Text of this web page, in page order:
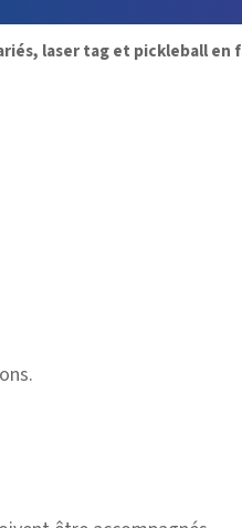
laser tag et pickleball en